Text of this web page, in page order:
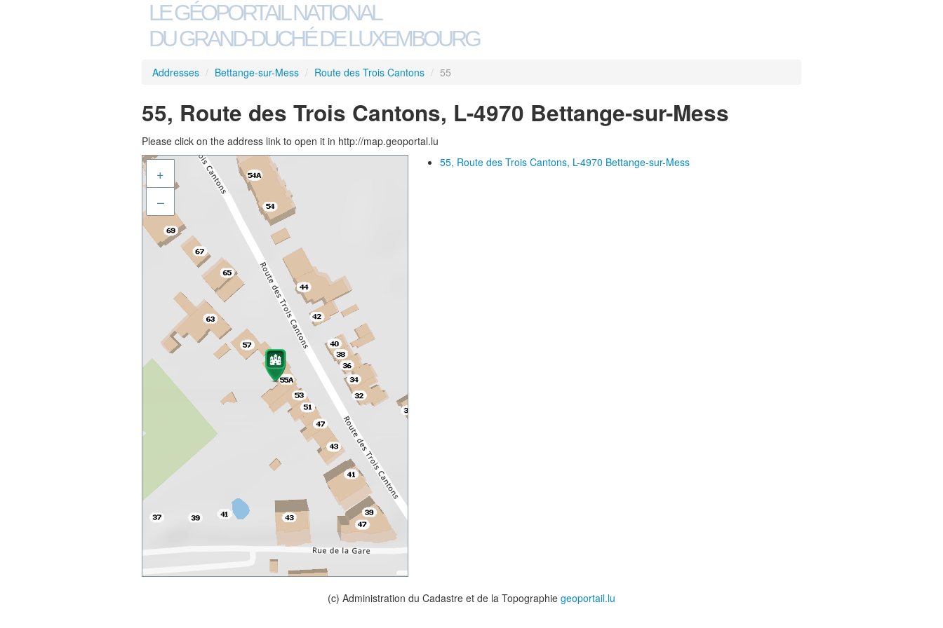
LE GÉOPORTAIL NATIONAL
DU GRAND-DUCHÉ DE LUXEMBOURG
Addresses / Bettange-sur-Mess / Route des Trois Cantons / 55
55, Route des Trois Cantons, L-4970 Bettange-sur-Mess
Please click on the address link to open it in http://map.geoportal.lu
+
–
55, Route des Trois Cantons, L-4970 Bettange-sur-Mess
(c) Administration du Cadastre et de la Topographie geoportail.lu